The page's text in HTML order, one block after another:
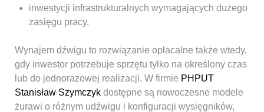
inwestycji infrastrukturalnych wymagających dużego
zasięgu pracy.
Wynajem dźwigu to rozwiązanie opłacalne także wtedy,
gdy inwestor potrzebuje sprzętu tylko na określony czas
lub do jednorazowej realizacji. W firmie PHPUT
Stanisław Szymczyk dostępne są nowoczesne modele
żurawi o różnym udźwigu i konfiguracji wysięgników,